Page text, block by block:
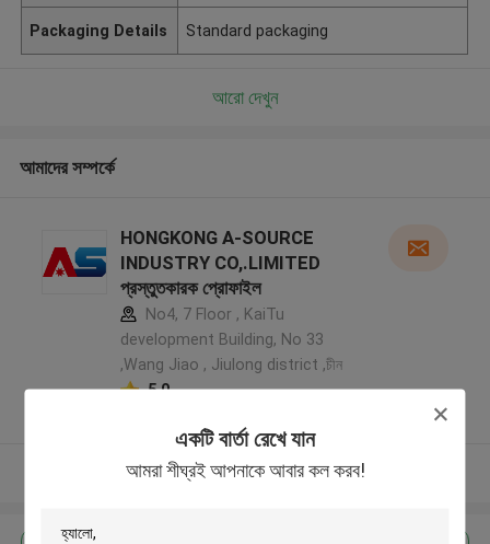
একটি বার্তা রেখে যান
আমরা শীঘ্রই আপনাকে আবার কল করব!
Packaging Details Standard packaging
আরো দেখুন
আমাদের সম্পর্কে
HONGKONG A-SOURCE
INDUSTRY CO,.LIMITED
প্রস্তুতকারক প্রোফাইল
No4, 7 Floor , KaiTu
development Building, No 33
,Wang Jiao , Jiulong district ,চীন
5.0
আরো দেখুন